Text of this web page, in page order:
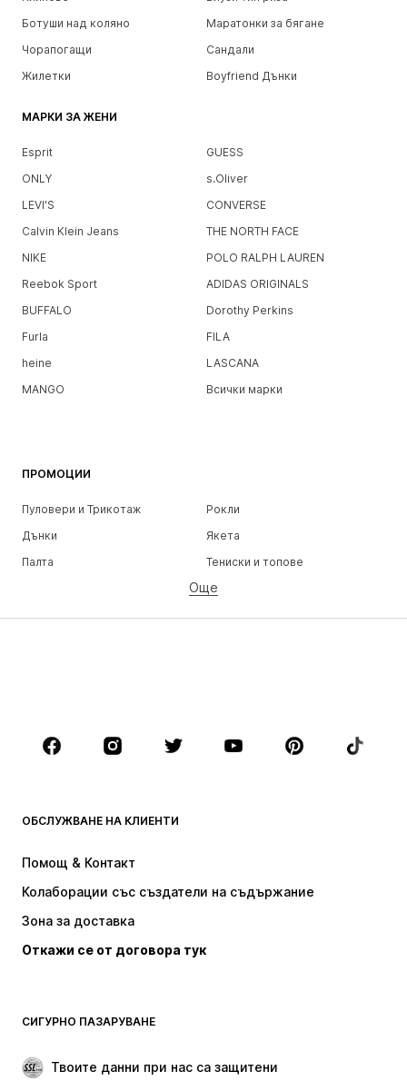
Ботуши над коляно
Маратонки за бягане
Чорапогащи
Сандали
Жилетки
Boyfriend Дънки
МАРКИ ЗА ЖЕНИ
Esprit
GUESS
ONLY
s.Oliver
LEVI'S
CONVERSE
Calvin Klein Jeans
THE NORTH FACE
NIKE
POLO RALPH LAUREN
Reebok Sport
ADIDAS ORIGINALS
BUFFALO
Dorothy Perkins
Furla
FILA
heine
LASCANA
MANGO
Всички марки
ПРОМОЦИИ
Пуловери и Трикотаж
Рокли
Дънки
Якета
Палта
Тениски и топове
Бельо
Аксесоари
Premium
НОВО
Тениски и топове
Якета
Пуловери и Трикотаж
Бельо
Палта
Поли
Специални Поводи
Още
ОБСЛУЖВАНЕ НА КЛИЕНТИ
Помощ & Контакт
Колаборации със създатели на съдържание
Зона за доставка
Откажи се от договора тук
СИГУРНО ПАЗАРУВАНЕ
Твоите данни при нас са защитени